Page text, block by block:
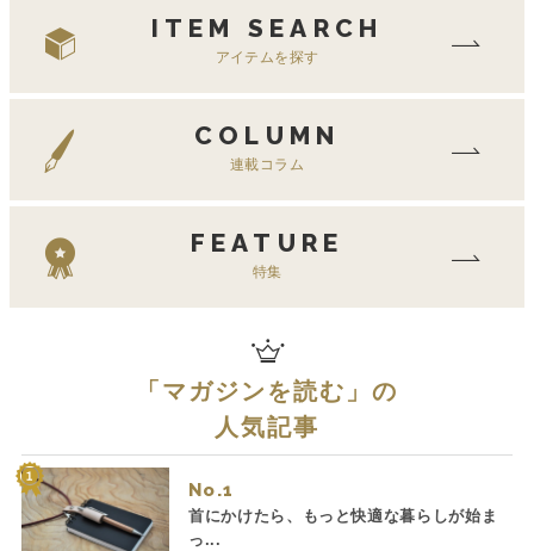
ITEM SEARCH
アイテムを探す
COLUMN
連載コラム
FEATURE
特集
「 マガジンを読む 」の
人気記事
No.
首にかけたら、もっと快適な暮らしが始ま
っ...